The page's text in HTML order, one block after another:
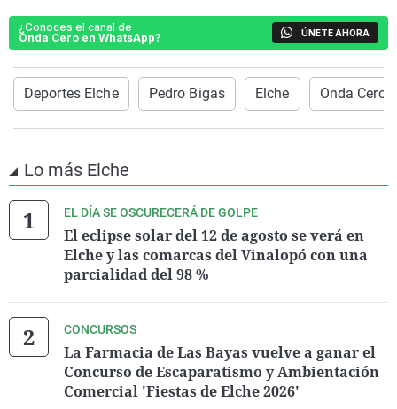
¿Conoces el canal de
Onda Cero en WhatsApp?
ÚNETE AHORA
Deportes Elche Pedro Bigas Elche Onda Cero
Lo más Elche
EL DÍA SE OSCURECERÁ DE GOLPE
El eclipse solar del 12 de agosto se verá en
Elche y las comarcas del Vinalopó con una
parcialidad del 98 %
CONCURSOS
La Farmacia de Las Bayas vuelve a ganar el
Concurso de Escaparatismo y Ambientación
Comercial 'Fiestas de Elche 2026'